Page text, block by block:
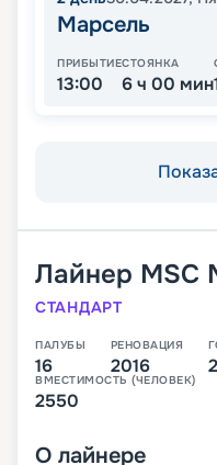
Марсель
ПРИБЫТИЕ
13:00
СТОЯНКА
6 ч 00 мин
Лайнер MSC
СТАНДАРТ
ПАЛУБЫ
16
РЕНОВАЦИЯ
2016
ВМЕСТИМОСТЬ (ЧЕЛОВЕК)
2550
О лайнере